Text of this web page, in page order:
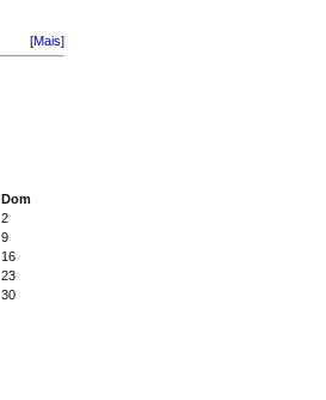
[Mais]
Dom
2
9
16
23
30